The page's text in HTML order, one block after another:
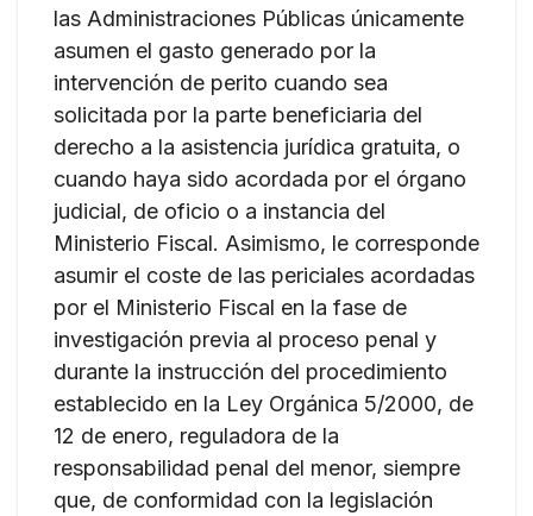
las Administraciones Públicas únicamente
asumen el gasto generado por la
intervención de perito cuando sea
solicitada por la parte beneficiaria del
derecho a la asistencia jurídica gratuita, o
cuando haya sido acordada por el órgano
judicial, de oficio o a instancia del
Ministerio Fiscal. Asimismo, le corresponde
asumir el coste de las periciales acordadas
por el Ministerio Fiscal en la fase de
investigación previa al proceso penal y
durante la instrucción del procedimiento
establecido en la Ley Orgánica 5/2000, de
12 de enero, reguladora de la
responsabilidad penal del menor, siempre
que, de conformidad con la legislación